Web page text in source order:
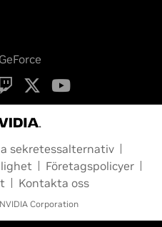
sekretessalternativ
Företagspolicyer
Kontakta oss
Corporation